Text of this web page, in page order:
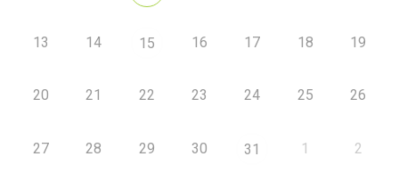
13 14 15 16 17 18 19
20 21 22 23 24 25 26
27 28 29 30 31 1 2